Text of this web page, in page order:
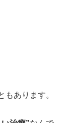
もあります。